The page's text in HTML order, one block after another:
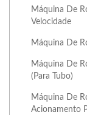
Máquina De
Velocidade
Máquina De
Máquina De
(Para Tubo)
Máquina De
Acionamento